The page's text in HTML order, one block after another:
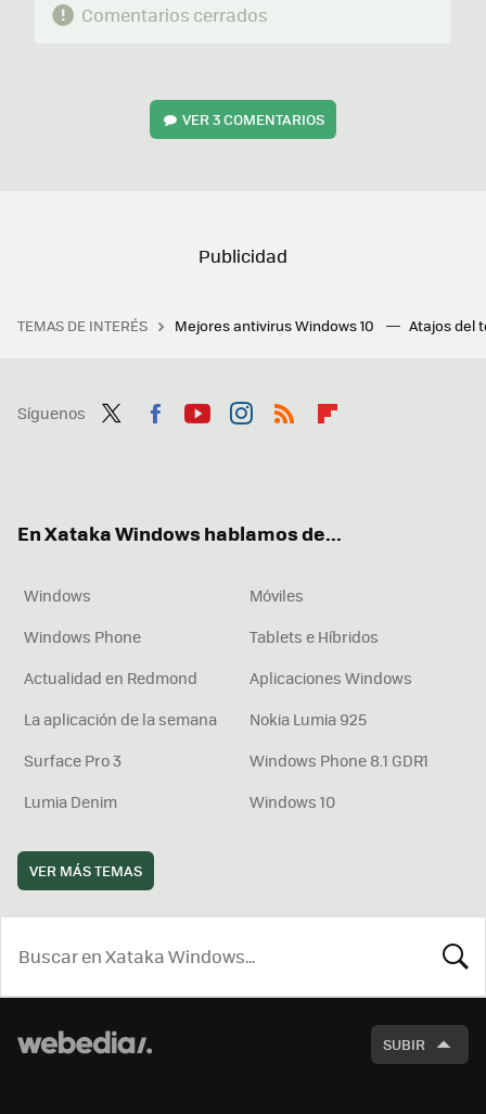
Comentarios cerrados
VER3 COMENTARIOS
TEMAS DE INTERÉS Mejores antivirus Windows 10 Atajos del
Síguenos
En Xataka Windows hablamos de...
Windows
Móviles
Windows Phone
Tablets e Híbridos
Actualidad en Redmond
Aplicaciones Windows
La aplicación de la semana
Nokia Lumia 925
Surface Pro 3
Windows Phone 8.1 GDR1
Lumia Denim
Windows 10
VER MÁS TEMAS
SUBIR